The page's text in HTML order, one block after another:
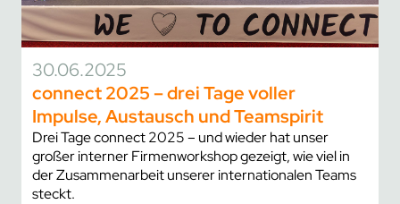
30.06.2025
connect 2025 – drei Tage voller
Impulse, Austausch und Teamspirit
Drei Tage connect 2025 – und wieder hat unser
großer interner Firmenworkshop gezeigt, wie viel in
der Zusammenarbeit unserer internationalen Teams
steckt.